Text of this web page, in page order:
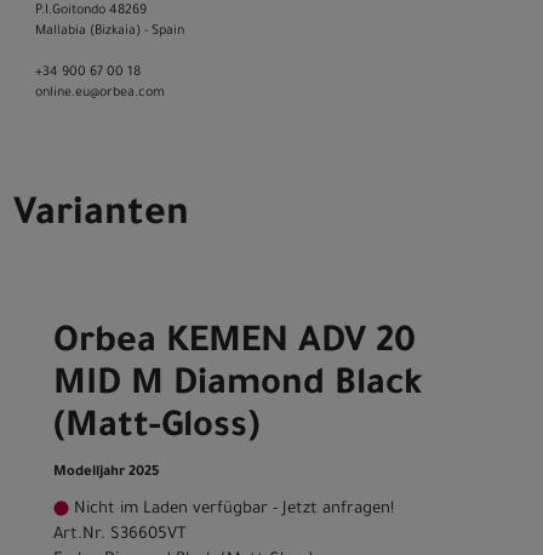
P.I.Goitondo 48269
Mallabia (Bizkaia) - Spain
+34 900 67 00 18
online.eu@orbea.com
Varianten
Orbea KEMEN ADV 20
MID M Diamond Black
(Matt-Gloss)
Modelljahr 2025
Nicht im Laden verfügbar - Jetzt anfragen!
Art.Nr. S36605VT